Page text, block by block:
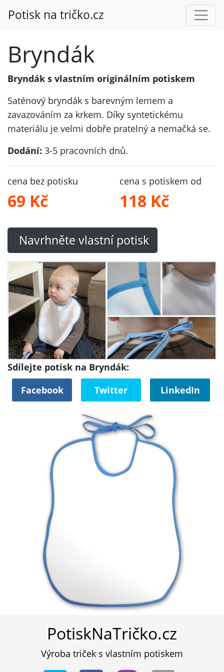
Potisk na tričko.cz
Bryndák
Bryndák s vlastním originálním potiskem
Saténový bryndák s barevným lemem a
zavazováním za krkem. Díky syntetickému
materiálu je velmi dobře pratelný a nemačká se.
Dodání: 3-5 pracovních dnů.
cena bez potisku
69 Kč
cena s potiskem od
118 Kč
Navrhněte vlastní potisk
Sdílejte potisk na Bryndák:
Facebook
Twitter LinkedIn
PotiskNaTričko.cz
Výroba triček s vlastním potiskem